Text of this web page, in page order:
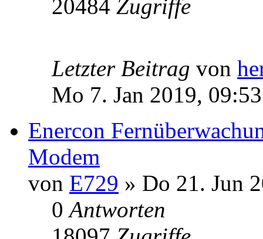
20484 Zugriffe
Letzter Beitrag von
Mo 7. Jan 2019, 09:53
Enercon
Modem
von E729 » Do 21. Jun
0Antworten